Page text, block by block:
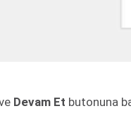
Devam Et butonuna